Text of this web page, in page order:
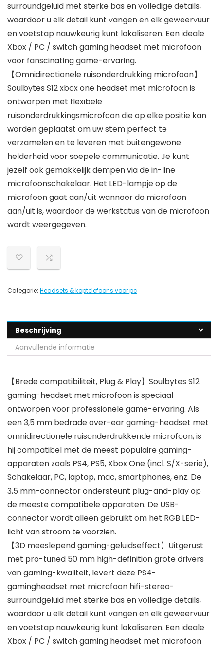
surroundgeluid met sterke bas en volledige details,
waardoor u elk detail kunt vangen en elk geweervuur
en voetstap nauwkeurig kunt lokaliseren. Een ideale
Xbox / PC / switch gaming headset met microfoon
voor fanscinating game-ervaring.
【Omnidirectionele ruisonderdrukking microfoon】
Soulbytes S12 xbox one headset met microfoon is
ontworpen met flexibele
ruisonderdrukkingsmicrofoon die op elke positie kan
worden geplaatst om uw stem perfect te
verzamelen en te leveren met buitengewone
helderheid voor soepele communicatie. Je kunt
jezelf ook gemakkelijk dempen via de in-line
microfoonschakelaar. Het LED-lampje op de
microfoon gaat aan/uit wanneer de microfoon
aan/uit is, waardoor de werkstatus van de microfoon
wordt weergegeven.
Categorie: Headsets & koptelefoons voor pc
Beschrijving
Aanvullende informatie
【Brede compatibiliteit, Plug & Play】Soulbytes S12
gaming-headset met microfoon is speciaal
ontworpen voor professionele game-ervaring. Als
een 3,5 mm bedrade over-ear gaming-headset met
omnidirectionele ruisonderdrukkende microfoon, is
hij compatibel met de meest populaire gaming-
apparaten zoals PS4, PS5, Xbox One (incl. S/X-serie),
Schakelaar, PC, laptop, mac, smartphones, enz. De
3,5 mm-connector ondersteunt plug-and-play op
de meeste compatibele apparaten. De USB-
connector wordt alleen gebruikt om het RGB LED-
licht van stroom te voorzien.
【3D meeslepend gaming-geluidseffect】Uitgerust
met pro-tuned 50 mm high-definition grote drivers
van gaming-kwaliteit, levert deze PS4-
gamingheadset met microfoon hifi-stereo-
surroundgeluid met sterke bas en volledige details,
waardoor u elk detail kunt vangen en elk geweervuur
en voetstap nauwkeurig kunt lokaliseren. Een ideale
Xbox / PC / switch gaming headset met microfoon